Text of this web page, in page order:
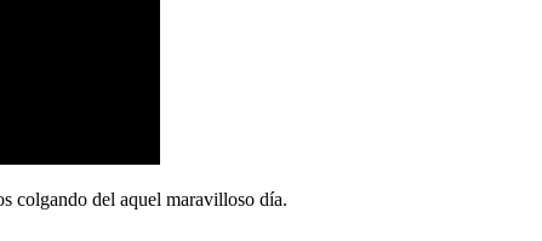
colgando del aquel maravilloso día.